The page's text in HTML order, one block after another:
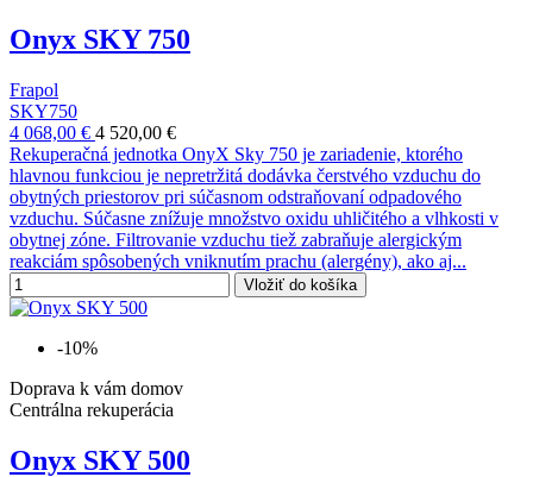
Onyx SKY 750
Frapol
SKY750
4 068,00 € 4 520,00 €
Rekuperačná jednotka OnyX Sky 750 je zariadenie, ktorého
hlavnou funkciou je nepretržitá dodávka čerstvého vzduchu do
obytných priestorov pri súčasnom odstraňovaní odpadového
vzduchu. Súčasne znížuje množstvo oxidu uhličitého a vlhkosti v
obytnej zóne. Filtrovanie vzduchu tiež zabraňuje alergickým
reakciám spôsobených vniknutím prachu (alergény), ako aj...
Vložiť do košíka
-10%
Doprava k vám domov
Centrálna rekuperácia
Onyx SKY 500